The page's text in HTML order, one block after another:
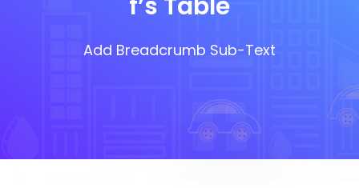
Add Breadcrumb Sub-Text